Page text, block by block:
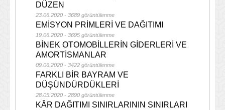
DÜZEN
23.06.2020 - 3689 görüntülenme
EMİSYON PRİMLERİ VE DAĞITIMI
19.06.2020 - 3695 görüntülenme
BİNEK OTOMOBİLLERİN GİDERLERİ VE
AMORTİSMANLAR
09.06.2020 - 3422 görüntülenme
FARKLI BİR BAYRAM VE
DÜŞÜNDÜRDÜKLERİ
28.05.2020 - 2890 görüntülenme
KÂR DAĞITIMI SINIRLARININ SINIRLARI